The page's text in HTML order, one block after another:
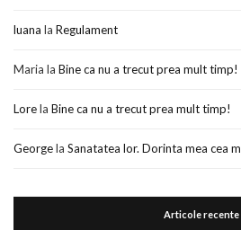
luana la Regulament
Maria la Bine ca nu a trecut prea mult timp!
Lorela Bine ca nu a trecut prea mult timp!
Georgela Sanatatea lor. Dorinta mea cea
Articole recente